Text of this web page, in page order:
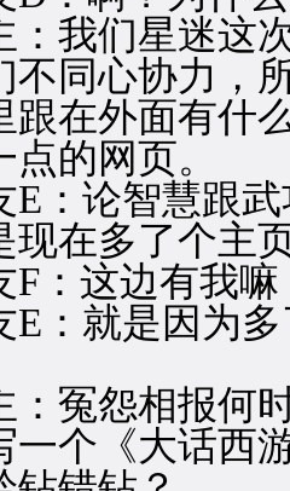
们星迷这次
不同心协力，
跟在外面有什
的网页。
论智慧跟武
现在多了个主
这边有我嘛
就是因为多
怨相报何时
一个《大话西